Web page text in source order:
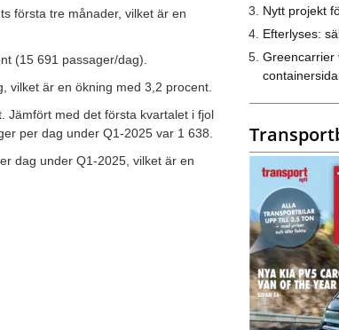
första tre månader, vilket är en
(15 691 passager/dag).
vilket är en ökning med 3,2 procent.
Jämfört med det första kvartalet i fjol
per dag under Q1-2025 var 1 638.
dag under Q1-2025, vilket är en
Nytt projekt
Efterlyses:
Greencarrier